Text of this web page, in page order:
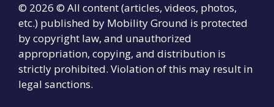
© 2026 © All content (articles, videos, photos,
etc.) published by Mobility Ground is protected
by copyright law, and unauthorized
appropriation, copying, and distribution is
strictly prohibited. Violation of this may result in
legal sanctions.